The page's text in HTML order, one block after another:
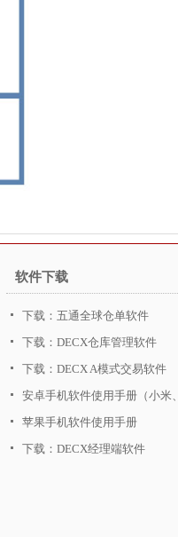
软件下载
下载：五通全球仓单软件
下载：DECX仓库管理软件
下载：DECX A模式交易软件
安卓手机软件使用手册（小米、
华为、三星、HTC等安卓手机）
苹果手机软件使用手册
下载：DECX经理端软件